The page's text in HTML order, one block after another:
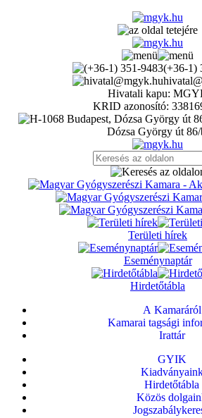
(+36-1)
Hivatali kapu:
KRID azonosító:
Dózsa György út 86/
Területi hírek
Eseménynaptár
Hirdetőtábla
A Kamaráról
Kamarai tagsági
Irattár
GYIK
Hirdetőtábla
Közös